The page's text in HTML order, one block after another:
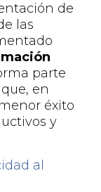
de
las
parte
en
éxito
y
al